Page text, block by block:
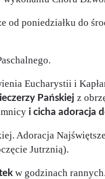
od poniedziałku do
Eucharystii i
Pańskiej z
i cicha adoracja
Adoracja
Jutrznią).
w godzinach rannych.